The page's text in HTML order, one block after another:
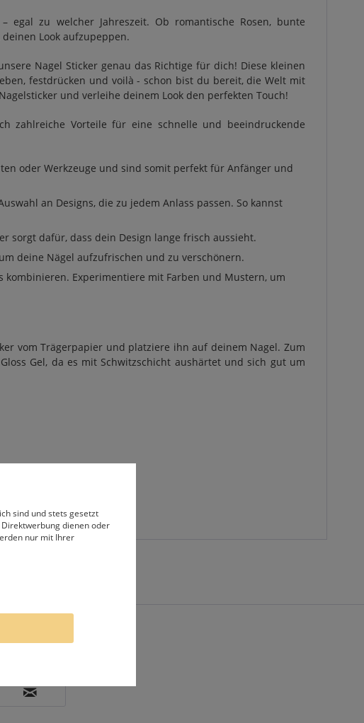
zu welcher Jahreszeit. Ob romantische Rosen, bunte
Look aufzupeppen.
Nagel Sticker genau das Richtige für dich! Diese kleinen
festdrücken und voilà - schon bist du bereit, die Welt mit
und verleihe deinem Look den perfekten Touch!
zahlreiche Vorteile für eine schnelle und beeindruckende
oder Werkzeuge und sind somit perfekt für Anfänger und
an Designs, die zu jedem Anlass passen. So kannst
sorgt dafür, dass dein Design lange frisch aussieht.
deine Nägel aufzufrischen und zu verschönern.
Experimentiere mit Farben und Mustern, um
vom Trägerpapier und platziere ihn auf deinem Nagel. Zum
Gel, da es mit Schwitzschicht aushärtet und sich gut um
sind und stets gesetzt
dienen oder
nur mit Ihrer